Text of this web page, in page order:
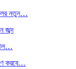
নতুন…
জব্দ
করবে…